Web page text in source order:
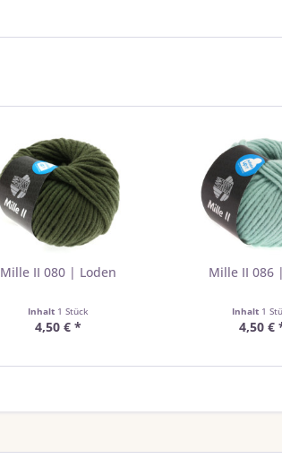
Mille II 080 | Loden
Inhalt 1 Stück
4,50 € *
Mille II 086
Inhalt 1
4,50 €